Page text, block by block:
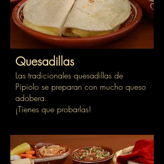
Quesadillas
Las tradicionales quesadillas de
Pipiolo se preparan con mucho queso
adobera.
¡Tienes que probarlas!